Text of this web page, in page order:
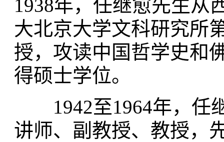
1938年，任继愈先生从
大北京大学文科研究所
授，攻读中国哲学史和
得硕士学位。
1942至1964年，任
讲师、副教授、教授，